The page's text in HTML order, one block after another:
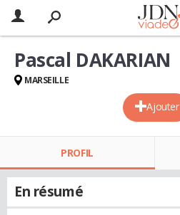
Ajouter
Pascal DAKARIAN
MARSEILLE
PROFIL
En résumé